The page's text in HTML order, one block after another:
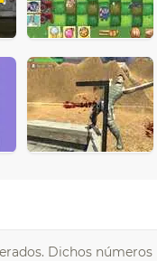
Dichos números